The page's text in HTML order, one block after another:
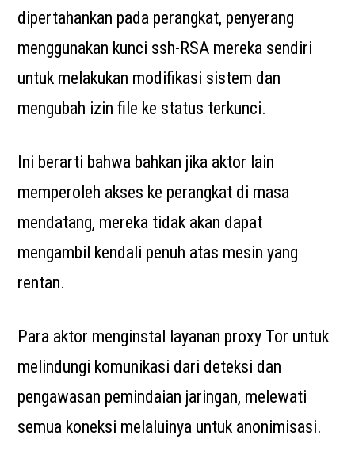
dipertahankan pada perangkat, penyerang
menggunakan kunci ssh-RSA mereka sendiri
untuk melakukan modifikasi sistem dan
mengubah izin file ke status terkunci.
Ini berarti bahwa bahkan jika aktor lain
memperoleh akses ke perangkat di masa
mendatang, mereka tidak akan dapat
mengambil kendali penuh atas mesin yang
rentan.
Para aktor menginstal layanan proxy Tor untuk
melindungi komunikasi dari deteksi dan
pengawasan pemindaian jaringan, melewati
semua koneksi melaluinya untuk anonimisasi.